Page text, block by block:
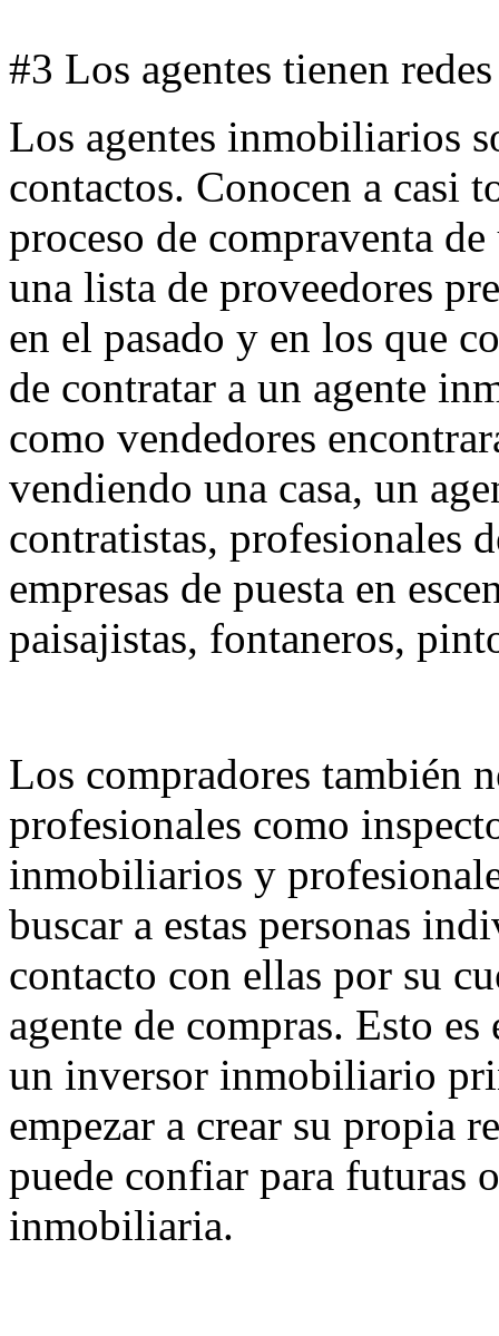
#3 Los agentes tienen
Los agentes inmobiliarios
contactos. Conocen a casi
proceso de compraventa
una lista de proveedores
en el pasado y en los que
de contratar a un agente
como vendedores
vendiendo una casa, un
contratistas, profesionales
empresas de puesta en
paisajistas, fontaneros,
Los compradores también
profesionales como
inmobiliarios y
buscar a estas personas
contacto con ellas por su
agente de compras. Esto
un inversor inmobiliario
empezar a crear su propia
puede confiar para futuras
inmobiliaria.